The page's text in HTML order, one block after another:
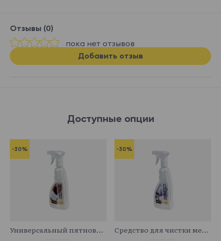
Отзывы (0)
пока нет отзывов
Добавить отзыв
Доступные опции
-30%
Универсальный пятновыводитель
-30%
Средство для чистки мебельных тканей